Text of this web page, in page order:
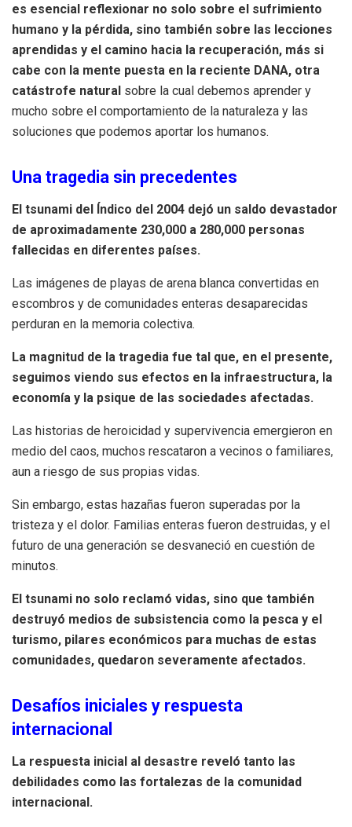
es esencial reflexionar no solo sobre el sufrimiento
humano y la pérdida, sino también sobre las lecciones
aprendidas y el camino hacia la recuperación, más si
cabe con la mente puesta en la reciente DANA, otra
catástrofe natural sobre la cual debemos aprender y
mucho sobre el comportamiento de la naturaleza y las
soluciones que podemos aportar los humanos.
Una tragedia sin precedentes
El tsunami del Índico del 2004 dejó un saldo devastador
de aproximadamente 230,000 a 280,000 personas
fallecidas en diferentes países.
Las imágenes de playas de arena blanca convertidas en
escombros y de comunidades enteras desaparecidas
perduran en la memoria colectiva.
La magnitud de la tragedia fue tal que, en el presente,
seguimos viendo sus efectos en la infraestructura, la
economía y la psique de las sociedades afectadas.
Las historias de heroicidad y supervivencia emergieron en
medio del caos, muchos rescataron a vecinos o familiares,
aun a riesgo de sus propias vidas.
Sin embargo, estas hazañas fueron superadas por la
tristeza y el dolor. Familias enteras fueron destruidas, y el
futuro de una generación se desvaneció en cuestión de
minutos.
El tsunami no solo reclamó vidas, sino que también
destruyó medios de subsistencia como la pesca y el
turismo, pilares económicos para muchas de estas
comunidades, quedaron severamente afectados.
Desafíos iniciales y respuesta
internacional
La respuesta inicial al desastre reveló tanto las
debilidades como las fortalezas de la comunidad
internacional.